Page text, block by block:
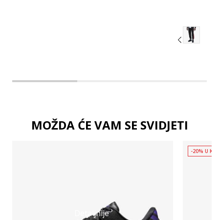
MOŽDA ĆE VAM SE SVIDJETI
Detaljnije
-20% U